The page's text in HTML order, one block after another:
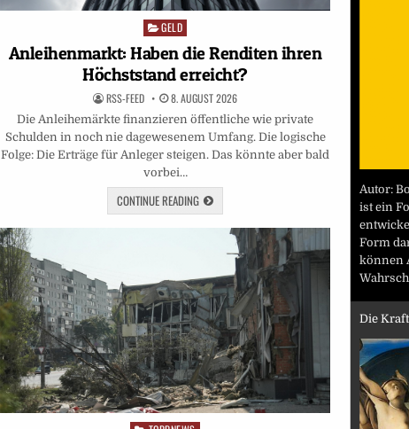
Posted
in
GELD
Anleihenmarkt: Haben die Renditen ihren
Höchststand erreicht?
RSS-FEED 8. AUGUST 2026
Die Anleihemärkte finanzieren öffentliche wie private
Schulden in noch nie da­gewesenem Umfang. Die logische
Folge: Die Erträge für Anleger steigen. Das könnte aber bald
vorbei…
CONTINUE READING
Autor:
ist ein
Form
können
Die